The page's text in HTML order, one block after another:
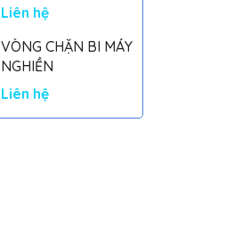
Liên hệ
VÒNG CHẶN BI MÁY
NGHIỀN
Liên hệ